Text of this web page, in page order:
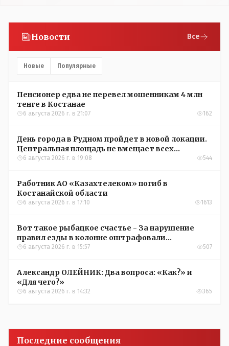
Новости Все
Новые Популярные
Пенсионер едва не перевел мошенникам 4 млн
тенге в Костанае
6 августа 2026 г. в 21:07 162
День города в Рудном пройдет в новой локации.
Центральная площадь не вмещает всех
желающих
6 августа 2026 г. в 19:08 544
Работник АО «Казахтелеком» погиб в
Костанайской области
6 августа 2026 г. в 17:10 1613
Вот такое рыбацкое счастье - За нарушение
правил езды в колонне оштрафовали
участников соревнований в Аркалыке
6 августа 2026 г. в 15:57 507
Александр ОЛЕЙНИК: Два вопроса: «Как?» и
«Для чего?»
6 августа 2026 г. в 14:32 365
Последние сообщения